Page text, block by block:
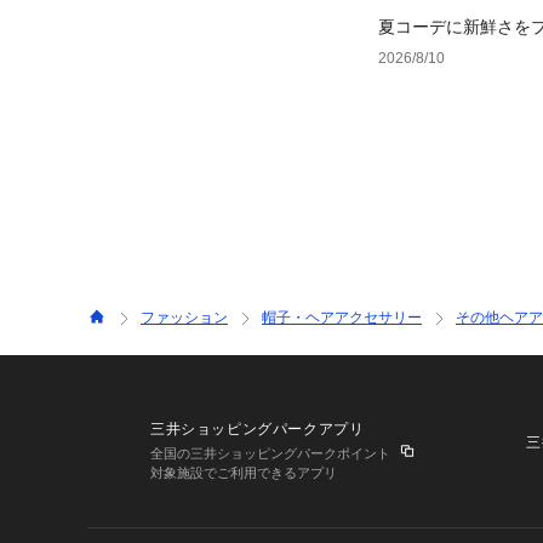
夏コーデに新鮮さを
足す、晩夏まで使え
2026/8/10
ファッション 帽子・ヘアアクセサリー その他ヘア
三井ショッピングパークアプリ
全国の三井ショッピングパークポイント
対象施設でご利用できるアプリ